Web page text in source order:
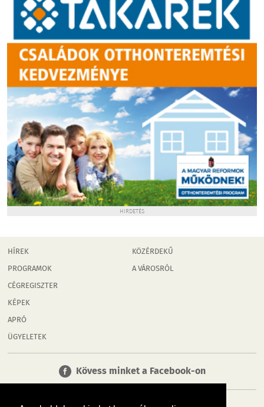
HIRDETÉS
HÍREK
PROGRAMOK
CÉGREGISZTER
KÉPEK
APRÓ
ÜGYELETEK
KÖZÉRDEKŰ
A VÁROSRÓL
Kövess minket a Facebook-on